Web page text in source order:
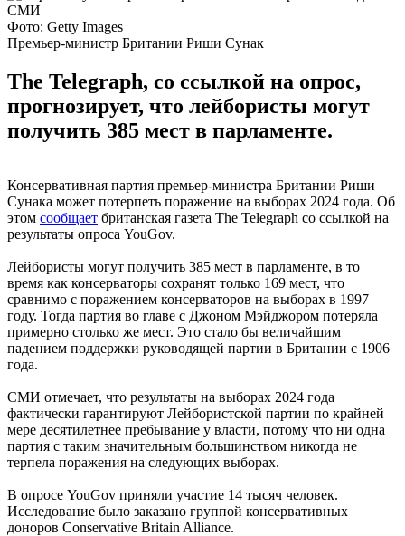
Фото: Getty Images
Премьер-министр Британии Риши Сунак
The Telegraph, со ссылкой на опрос,
прогнозирует, что лейбористы могут
получить 385 мест в парламенте.
Консервативная партия премьер-министра Британии Риши
Сунака может потерпеть поражение на выборах 2024 года. Об
этом сообщает британская газета The Telegraph со ссылкой на
результаты опроса YouGov.
Лейбористы могут получить 385 мест в парламенте, в то
время как консерваторы сохранят только 169 мест, что
сравнимо с поражением консерваторов на выборах в 1997
году. Тогда партия во главе с Джоном Мэйджором потеряла
примерно столько же мест. Это стало бы величайшим
падением поддержки руководящей партии в Британии с 1906
года.
СМИ отмечает, что результаты на выборах 2024 года
фактически гарантируют Лейбористской партии по крайней
мере десятилетнее пребывание у власти, потому что ни одна
партия с таким значительным большинством никогда не
терпела поражения на следующих выборах.
В опросе YouGov приняли участие 14 тысяч человек.
Исследование было заказано группой консервативных
доноров Conservative Britain Alliance.